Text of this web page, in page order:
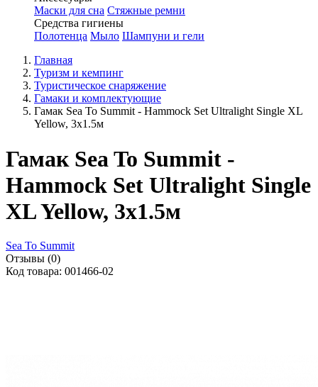
Маски для сна Стяжные ремни
Средства гигиены
Полотенца Мыло Шампуни и гели
Главная
Туризм и кемпинг
Туристическое снаряжение
Гамаки и комплектующие
Гамак Sea To Summit - Hammock Set Ultralight Single XL
Yellow, 3х1.5м
Гамак Sea To Summit -
Hammock Set Ultralight Single
XL Yellow, 3х1.5м
Sea To Summit
Отзывы (0)
Код товара: 001466-02